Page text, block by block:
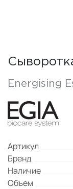
Energising
Артикул
Бренд
Наличие
Объем